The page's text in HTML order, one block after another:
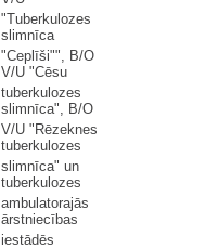
"Tuberkulozes
slimnīca
"Ceplīši"", B/O
V/U "Cēsu
tuberkulozes
slimnīca", B/O
V/U "Rēzeknes
tuberkulozes
slimnīca" un
tuberkulozes
ambulatorajās
ārstniecības
iestādēs